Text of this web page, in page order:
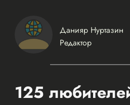
Данияр Нуртазин
Редактор
125